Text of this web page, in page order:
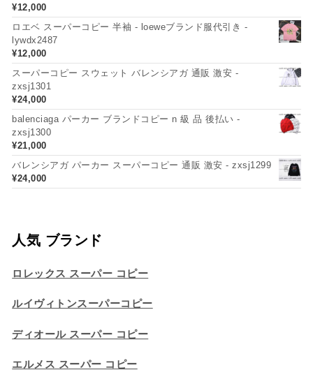
¥12,000
ロエベ スーパーコピー 半袖 - loeweブランド服代引き -
lywdx2487
¥12,000
スーパーコピー スウェット バレンシアガ 通販 激安 -
zxsj1301
¥24,000
balenciaga パーカー ブランドコピー n 級 品 後払い -
zxsj1300
¥21,000
バレンシアガ パーカー スーパーコピー 通販 激安 - zxsj1299
¥24,000
人気 ブランド
ロレックス スーパー コピー
ルイヴィトンスーパーコピー
ディオール スーパー コピー
エルメス スーパー コピー